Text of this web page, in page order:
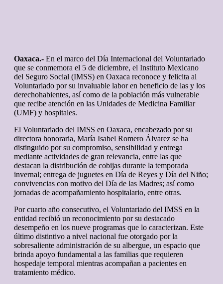
Oaxaca.- En el marco del Día Internacional del Voluntariado
que se conmemora el 5 de diciembre, el Instituto Mexicano
del Seguro Social (IMSS) en Oaxaca reconoce y felicita al
Voluntariado por su invaluable labor en beneficio de las y los
derechohabientes, así como de la población más vulnerable
que recibe atención en las Unidades de Medicina Familiar
(UMF) y hospitales.
El Voluntariado del IMSS en Oaxaca, encabezado por su
directora honoraria, María Isabel Romero Álvarez se ha
distinguido por su compromiso, sensibilidad y entrega
mediante actividades de gran relevancia, entre las que
destacan la distribución de cobijas durante la temporada
invernal; entrega de juguetes en Día de Reyes y Día del Niño;
convivencias con motivo del Día de las Madres; así como
jornadas de acompañamiento hospitalario, entre otras.
Por cuarto año consecutivo, el Voluntariado del IMSS en la
entidad recibió un reconocimiento por su destacado
desempeño en los nueve programas que lo caracterizan. Este
último distintivo a nivel nacional fue otorgado por la
sobresaliente administración de su albergue, un espacio que
brinda apoyo fundamental a las familias que requieren
hospedaje temporal mientras acompañan a pacientes en
tratamiento médico.